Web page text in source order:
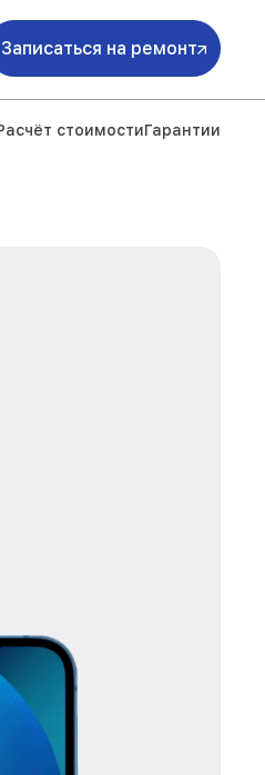
Записаться на ремонт
стоимостиГарантии